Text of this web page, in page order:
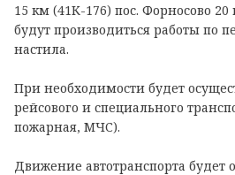
15 км (41К-176) пос. Форносово 20
будут производиться работы по
настила.
При необходимости будет
рейсового и специального
пожарная, МЧС).
Движение автотранспорта будет